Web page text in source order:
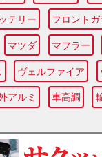
テリー フロントガ
マツダ マフラー
ヴェルファイア
アルミ 車高調